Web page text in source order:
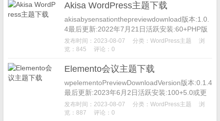
Akisa WordPress主题下载
akisabysensationthepreviewdownload版本:1.0.
4最后更新:2022年7月21日活跃安装:60+PHP版
本:5.6或更高...
发布时间：2023-08-07 分类： WordPress主题
浏
览：845
评论：0
Elemento会议主题下载
wpelementoPreviewDownloadVersion版本:0.1.4
最后更新:2023年6月2日活跃安装:100+5.0或更
高版本PHP版本:7....
发布时间：2023-08-07 分类： WordPress主题
浏
览：887
评论：0